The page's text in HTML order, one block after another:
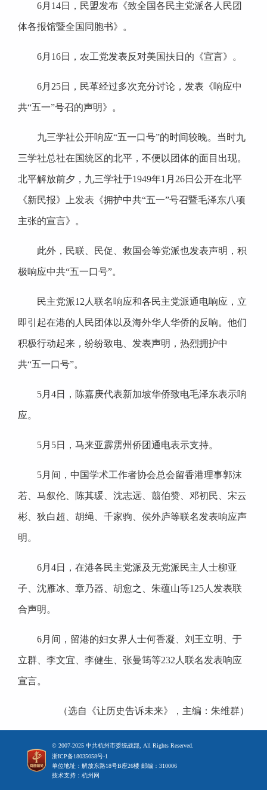
6月14日，民盟发布《致全国各民主党派各人民团
体各报馆暨全国同胞书》。
6月16日，农工党发表反对美国扶日的《宣言》。
6月25日，民革经过多次充分讨论，发表《响应中
共“五一”号召的声明》。
九三学社公开响应“五一口号”的时间较晚。当时九
三学社总社在国统区的北平，不便以团体的面目出现。
北平解放前夕，九三学社于1949年1月26日公开在北平
《新民报》上发表《拥护中共“五一”号召暨毛泽东八项
主张的宣言》。
此外，民联、民促、救国会等党派也发表声明，积
极响应中共“五一口号”。
民主党派12人联名响应和各民主党派通电响应，立
即引起在港的人民团体以及海外华人华侨的反响。他们
积极行动起来，纷纷致电、发表声明，热烈拥护中
共“五一口号”。
5月4日，陈嘉庚代表新加坡华侨致电毛泽东表示响
应。
5月5日，马来亚霹雳州侨团通电表示支持。
5月间，中国学术工作者协会总会留香港理事郭沫
若、马叙伦、陈其瑗、沈志远、翦伯赞、邓初民、宋云
彬、狄白超、胡绳、千家驹、侯外庐等联名发表响应声
明。
6月4日，在港各民主党派及无党派民主人士柳亚
子、沈雁冰、章乃器、胡愈之、朱蕴山等125人发表联
合声明。
6月间，留港的妇女界人士何香凝、刘王立明、于
立群、李文宜、李健生、张曼筠等232人联名发表响应
宣言。
（选自《让历史告诉未来》，主编：朱维群）
© 2007-2025 中共杭州市委统战部, All Rights Reserved.
浙ICP备18035058号-1
单位地址：解放东路18号B座26楼 邮编：310006
技术支持：杭州网